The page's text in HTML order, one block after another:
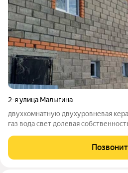
2-я улица Малыгина
двухкомнатную двухуровневая
газ вода свет долевая
двери унитаз раковина смесители